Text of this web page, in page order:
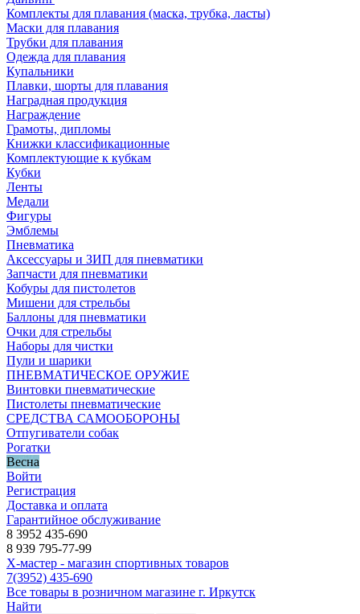
Комплекты для плавания (маска, трубка, ласты)
Маски для плавания
Трубки для плавания
Одежда для плавания
Купальники
Плавки, шорты для плавания
Наградная продукция
Награждение
Грамоты, дипломы
Книжки классификационные
Комплектующие к кубкам
Кубки
Ленты
Медали
Фигуры
Эмблемы
Пневматика
Аксессуары и ЗИП для пневматики
Запчасти для пневматики
Кобуры для пистолетов
Мишени для стрельбы
Баллоны для пневматики
Очки для стрельбы
Наборы для чистки
Пули и шарики
ПНЕВМАТИЧЕСКОЕ ОРУЖИЕ
Винтовки пневматические
Пистолеты пневматические
СРЕДСТВА САМООБОРОНЫ
Отпугиватели собак
Рогатки
Весна
Войти
Регистрация
Доставка и оплата
Гарантийное обслуживание
8 3952 435-690
8 939 795-77-99
Х-мастер - магазин спортивных товаров
7(3952) 435-690
Все товары в розничном магазине г. Иркутск
Найти